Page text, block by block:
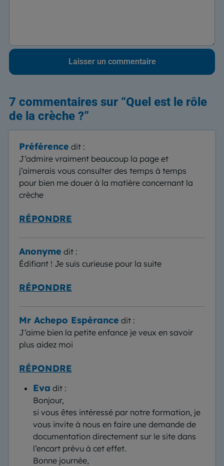
7 commentaires sur “Quel est le rôle
de la crèche ?”
Préférence dit :
J’admire vraiment beaucoup la page et
j’aimerais vous consulter des temps à temps
pour bien me douer à la matière concernant la
crèche
RÉPONDRE
Anonyme dit :
Édifiant ! Je suis curieuse pour la suite
RÉPONDRE
Mr Achepo Espérance dit :
J’aime bien la petite enfance je veux en savoir
plus aidez moi
RÉPONDRE
Eva dit :
Bonjour,
si vous êtes intéressé par notre formation, je
vous invite à nous en faire une demande de
documentation directement sur le site dans
l’encart prévu à cet effet.
Bonne journée,